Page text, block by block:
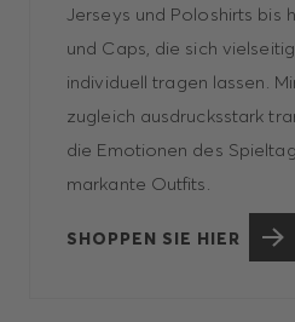
Jerseys und Poloshirts bis
und Caps, die sich
individuell tragen lassen.
zugleich ausdrucksstark
die Emotionen des
markante Outfits.
SHOPPEN SIE HIER